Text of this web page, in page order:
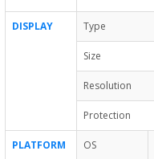
DISPLAY Type
Size
Resolution
Protection
PLATFORM OS